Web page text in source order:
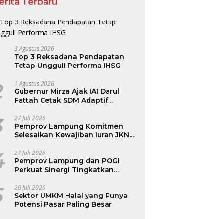
3 Agustus 2026
Top 3 Reksadana Pendapatan
Tetap Ungguli Performa IHSG
1 Agustus 2026
Gubernur Mirza Ajak IAI Darul
Fattah Cetak SDM Adaptif
27 Juli 2026
Pemprov Lampung Komitmen
Selesaikan Kewajiban Iuran JKN
Kepesertaan BPJS Kesehatan
27 Juli 2026
Pemprov Lampung dan POGI
Perkuat Sinergi Tingkatkan
20 Juli 2026
Sektor UMKM Halal yang Punya
Potensi Pasar Paling Besar